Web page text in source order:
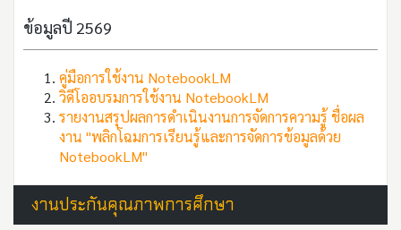
ข้อมูลปี 2569
คู่มือการใช้งาน NotebookLM
วิดีโออบรมการใช้งาน NotebookLM
รายงานสรุปผลการดำเนินงานการจัดการความรู้ ชื่อผล
งาน "พลิกโฉมการเรียนรู้และการจัดการข้อมูลด้วย
NotebookLM"
งานประกันคุณภาพการศึกษา